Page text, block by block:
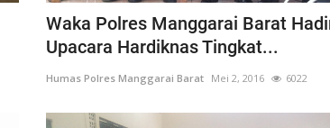
Waka Polres Manggarai Barat
Upacara Hardiknas Tingkat...
Humas Polres Manggarai Barat Mei 2, 2016 6022